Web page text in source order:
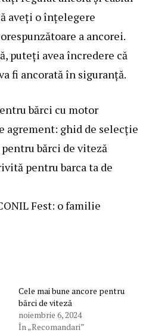
aveți o înțelegere
a ancorei.
puteți avea încredere că
fi ancorată în siguranță.
bărci cu motor
agrement: ghid de selecție
bărci de viteză
pentru barca ta de
Fest: o familie
Cele mai bune ancore pentru
bărci de viteză
noiembrie 6, 2024
În „Recomandari”